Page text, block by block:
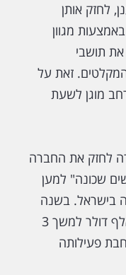
לחזק אותן
מגוון
את תושבי
המקלטים. זאת על
מוגן לשעת
לחזק את החברה
שכונה" למען
בישראל. בשנה
האחרונה תרמה הקרן סך של 600 אלף דולר למשך 3
פעילותה